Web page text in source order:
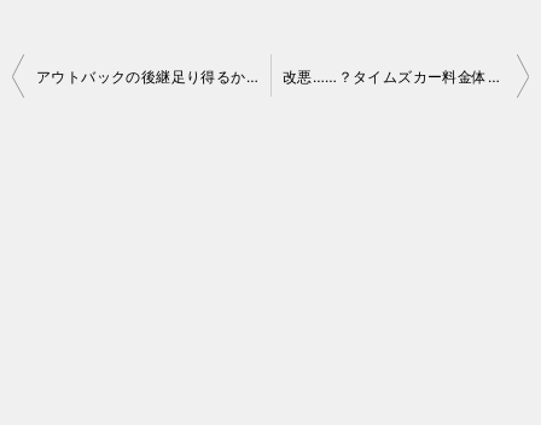
投
アウトバックの後継足り得るか。レヴォーグレイバックじっくり試乗 改悪……？タイムズカー料金体系改正